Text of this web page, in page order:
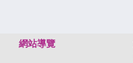
網站導覽